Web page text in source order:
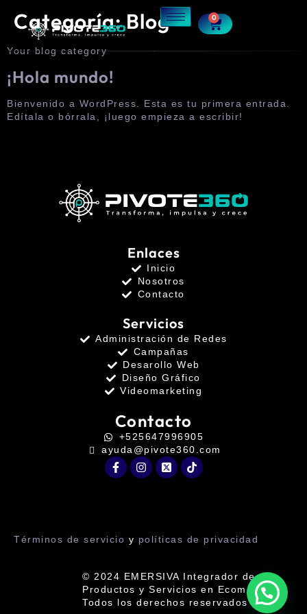
0
Categoría:Blog
Your blog category
¡Hola mundo!
Bienvenido a WordPress. Esta es tu primera entrada.
Edítala o bórrala, ¡luego empieza a escribir!
Enlaces
Inicio
Nosotros
Contacto
Servicios
Administración de Redes
Campañas
Desarollo Web
Diseño Gráfico
Videomarketing
Contacto
+525647996905
ayuda@pivote360.com
Términos de servicio y políticas de privacidad
© 2024 EMERSIVA Integrador de
Productos y Servicios en Ecommerce.
Todos los derechos reservados